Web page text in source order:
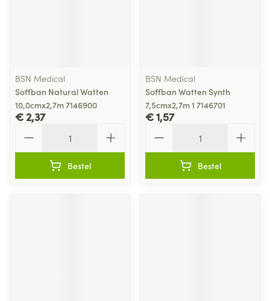
BSN Medical
Soffban Natural Watten
10,0cmx2,7m 7146900
€ 2,37
Bestel
BSN Medical
Soffban Watten Synth
7,5cmx2,7m 1 7146701
€ 1,57
Bestel